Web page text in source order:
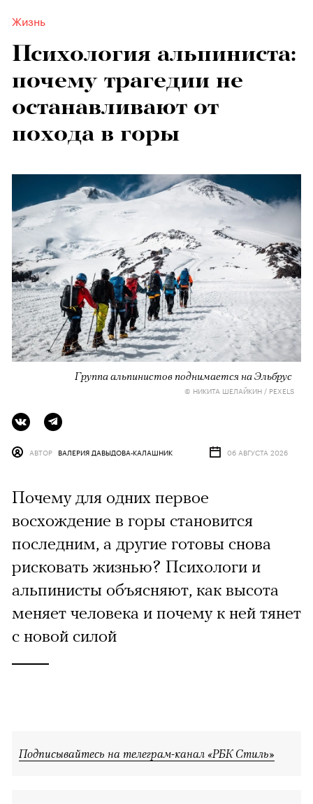
Жизнь
Психология альпиниста:
почему трагедии не
останавливают от
похода в горы
Группа альпинистов поднимается на Эльбрус
© НИКИТА ШЕЛАЙКИН / PEXELS
АВТОР ВАЛЕРИЯ ДАВЫДОВА-КАЛАШНИК 06 АВГУСТА 2026
Почему для одних первое
восхождение в горы становится
последним, а другие готовы снова
рисковать жизнью? Психологи и
альпинисты объясняют, как высота
меняет человека и почему к ней тянет
с новой силой
Подписывайтесь на телеграм-канал «РБК Стиль»